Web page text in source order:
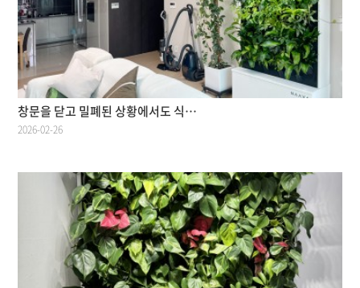
창문을 닫고 밀폐된 상황에서도 식…
2026-02-26